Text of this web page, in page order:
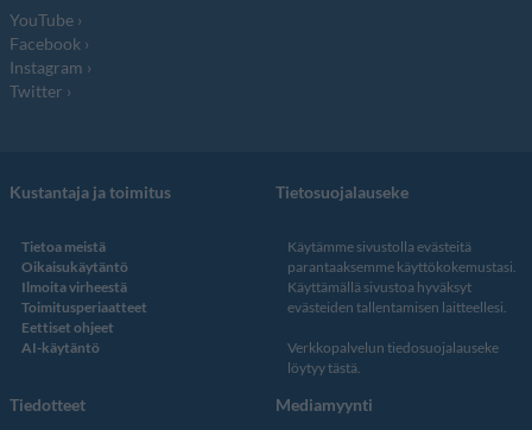
YouTube
Facebook
Instagram
Twitter
Kustantaja ja toimitus
Tietoa meistä
Oikaisukäytäntö
Ilmoita virheestä
Toimitusperiaatteet
Eettiset ohjeet
AI-käytäntö
Tietosuojalauseke
Käytämme sivustolla evästeitä
parantaaksemme käyttökokemustasi.
Käyttämällä sivustoa hyväksyt
evästeiden tallentamisen laitteellesi.
Verkkopalvelun tiedosuojalauseke
löytyy tästä
Tiedotteet Mediamyynti